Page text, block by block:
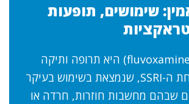
שימושים, תופעות
פלובוקסאמין (fluvoxamine) היא תרופה ותיקה
ומוכרת ממשפחת ה-SSRI, שנמצאת בשימוש בעיקר
שבהם מחשבות חוזרות, חרדה או